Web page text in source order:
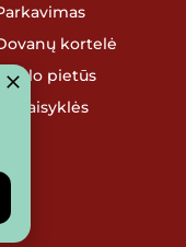
kortelė
Verslo pietūs
PC taisyklės